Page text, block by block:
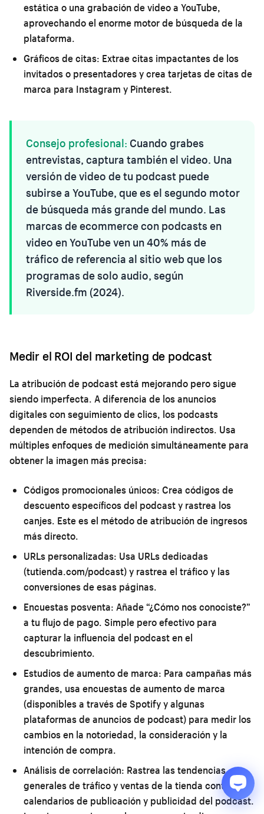
estática o una grabación de video a YouTube,
aprovechando el enorme motor de búsqueda de la
plataforma.
Gráficos de citas: Extrae citas impactantes de los
invitados o presentadores y crea tarjetas de citas de
marca para Instagram y Pinterest.
Consejo profesional: Cuando grabes
entrevistas, captura también el video. Una
versión de video de tu podcast puede
subirse a YouTube, que es el segundo motor
de búsqueda más grande del mundo. Las
marcas de ecommerce con podcasts en
video en YouTube ven un 40% más de
tráfico de referencia al sitio web que los
programas de solo audio, según
Riverside.fm (2024).
Medir el ROI del marketing de podcast
La atribución de podcast está mejorando pero sigue
siendo imperfecta. A diferencia de los anuncios
digitales con seguimiento de clics, los podcasts
dependen de métodos de atribución indirectos. Usa
múltiples enfoques de medición simultáneamente para
obtener la imagen más precisa:
Códigos promocionales únicos: Crea códigos de
descuento específicos del podcast y rastrea los
canjes. Este es el método de atribución de ingresos
más directo.
URLs personalizadas: Usa URLs dedicadas
(tutienda.com/podcast) y rastrea el tráfico y las
conversiones de esas páginas.
Encuestas posventa: Añade “¿Cómo nos conociste?”
a tu flujo de pago. Simple pero efectivo para
capturar la influencia del podcast en el
descubrimiento.
Estudios de aumento de marca: Para campañas más
grandes, usa encuestas de aumento de marca
(disponibles a través de Spotify y algunas
plataformas de anuncios de podcast) para medir los
cambios en la notoriedad, la consideración y la
intención de compra.
Análisis de correlación: Rastrea las tendencias
generales de tráfico y ventas de la tienda contra los
calendarios de publicación y publicidad del podcast.